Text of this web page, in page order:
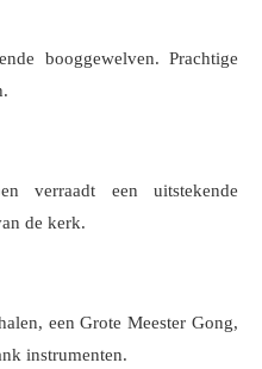
booggewelven. Prachtige
verraadt een uitstekende
de kerk.
een Grote Meester Gong,
instrumenten.